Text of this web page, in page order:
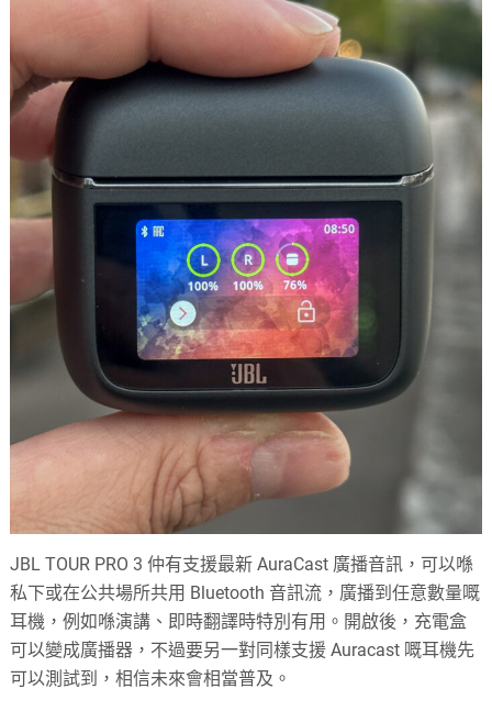
JBL TOUR PRO 3 仲有支援最新 AuraCast 廣播音訊，可以喺
私下或在公共場所共用 Bluetooth 音訊流，廣播到任意數量嘅
耳機，例如喺演講、即時翻譯時特別有用。開啟後，充電盒
可以變成廣播器，不過要另一對同樣支援 Auracast 嘅耳機先
可以測試到，相信未來會相當普及。